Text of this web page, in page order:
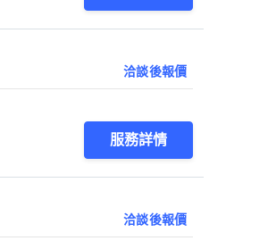
洽談後報價
服務詳情
洽談後報價